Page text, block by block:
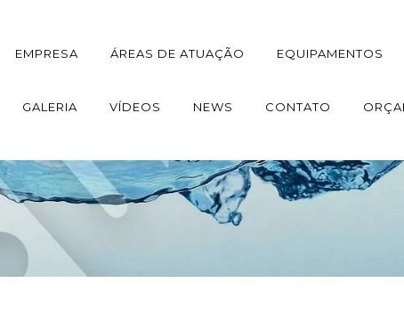
EMPRESA ÁREAS DE ATUAÇÃO EQUIPAMENTOS
GALERIA VÍDEOS NEWS CONTATO